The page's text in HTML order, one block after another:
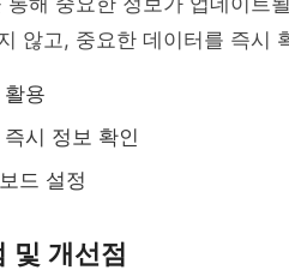
않고, 중요한 데이터를 즉시
용
시 정보 확인
드 설정
및 개선점